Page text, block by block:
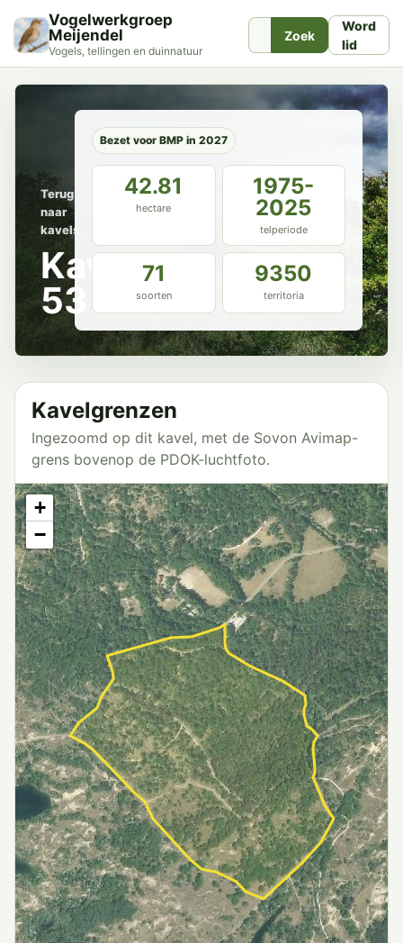
Vogelwerkgroep
Meijendel
Vogels, tellingen en duinnatuur
Zoek
Word
lid
Terug
naar
kavels
Kavel
53
Bezet voor BMP in 2027
42.81
hectare
1975-
2025
telperiode
71
soorten
9350
territoria
Kavelgrenzen
Ingezoomd op dit kavel, met de Sovon Avimap-
grens bovenop de PDOK-luchtfoto.
+
−